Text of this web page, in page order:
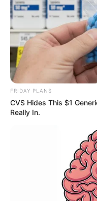
SHARE THIS
PUBLICAÇÕES
FRIDAY PLANS
CVS Hides This $1
Really In.